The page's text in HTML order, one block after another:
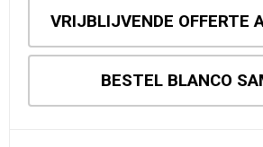
VRIJBLIJVENDE OFFERTE
BESTEL BLANCO